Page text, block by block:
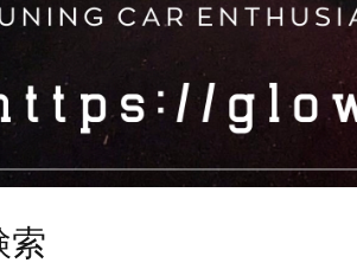
索